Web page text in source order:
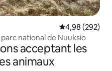
Évaluation
4,98 (292)
national de Nuuksio
acceptant les
animaux